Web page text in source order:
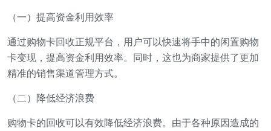
（一）提高资金利用效率
通过购物卡回收正规平台，用户可以快速将手中的闲置购物
卡变现，提高资金利用效率。同时，这也为商家提供了更加
精准的销售渠道管理方式。
（二）降低经济浪费
购物卡的回收可以有效降低经济浪费。由于各种原因造成的